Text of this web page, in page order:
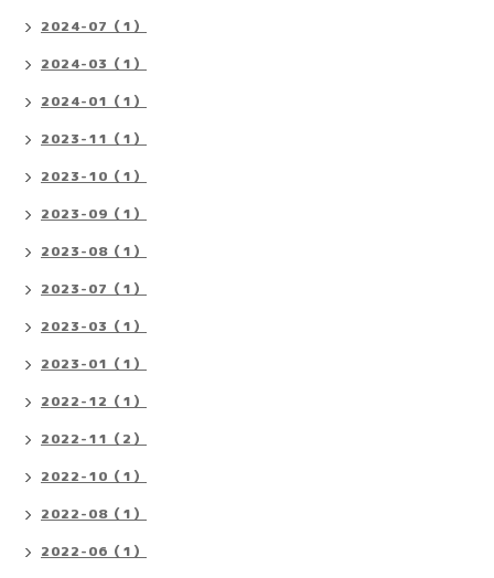
2024-07（1）
2024-03（1）
2024-01（1）
2023-11（1）
2023-10（1）
2023-09（1）
2023-08（1）
2023-07（1）
2023-03（1）
2023-01（1）
2022-12（1）
2022-11（2）
2022-10（1）
2022-08（1）
2022-06（1）